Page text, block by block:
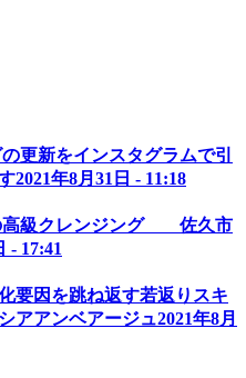
更新をインスタグラムで引
2021年8月31日 - 11:18
高級クレンジング 佐久市
- 17:41
要因を跳ね返す若返りスキ
アアンベアージュ2021年8月